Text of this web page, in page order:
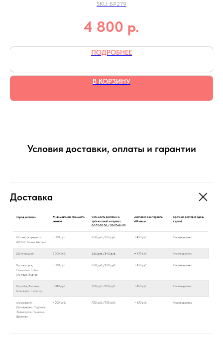
SKU: БР279
4 800 р.
ПОДРОБНЕЕ
В КОРЗИНУ
Условия доставки, оплаты и гарантии
Доставка